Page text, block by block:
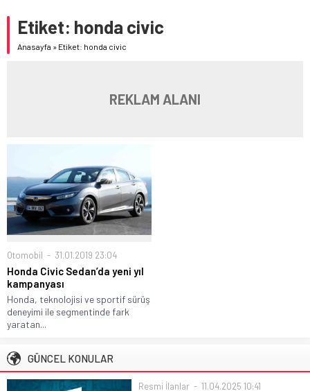
Etiket: honda civic
Anasayfa » Etiket: honda civic
REKLAM ALANI
Otomobil 31.01.2019 23:04
Honda Civic Sedan’da yeni yıl
kampanyası
Honda, teknolojisi ve sportif sürüş
deneyimi ile segmentinde fark
yaratan...
GÜNCEL KONULAR
Resmi İlanlar 11.04.2025 10:41